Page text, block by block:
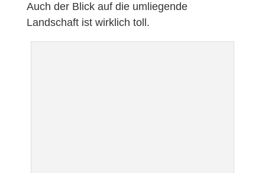
Auch der Blick auf die umliegende
Landschaft ist wirklich toll.